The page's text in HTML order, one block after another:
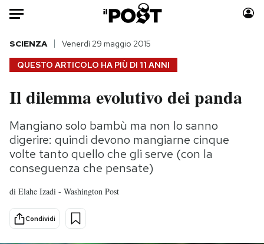
Auto
HOME
Italia
Politica
Tecnologia
Internet
Economia
Moda
Consumismi
Storie/Idee
Ok Boomer!
QUESTO ARTICOLO HA PIÙ DI 11 ANNI
SCIENZA Venerdì 29 maggio 2015
Il dilemma evolutivo dei panda
Mangiano solo bambù ma non lo sanno
digerire: quindi devono mangiarne cinque
volte tanto quello che gli serve (con la
conseguenza che pensate)
di Elahe Izadi - Washington Post
Condividi